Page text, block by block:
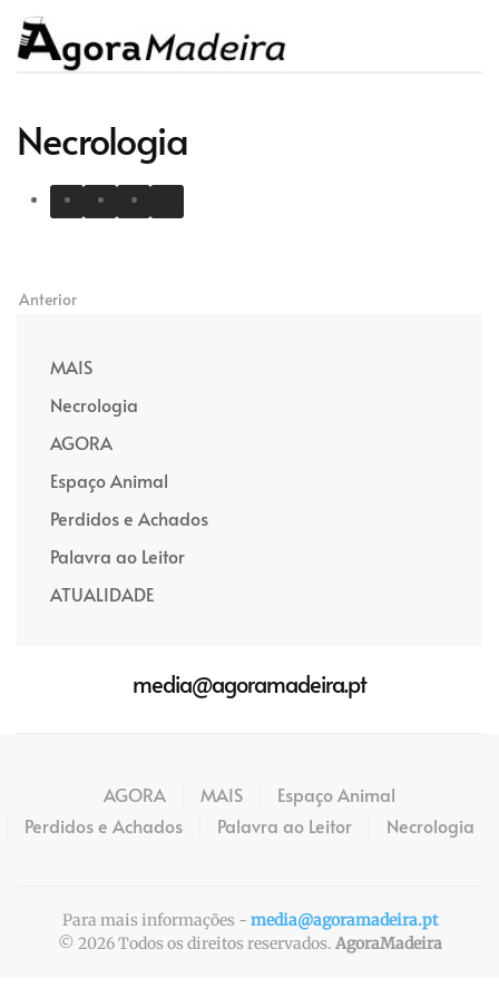
Necrologia
Anterior
MAIS
Necrologia
AGORA
Espaço Animal
Perdidos e Achados
Palavra ao Leitor
ATUALIDADE
media@agoramadeira.pt
AGORA MAIS
Espaço Animal
Perdidos e Achados
Palavra ao Leitor Necrologia
Para mais informações - media@agoramadeira.pt
© 2026Todos os direitos reservados. AgoraMadeira